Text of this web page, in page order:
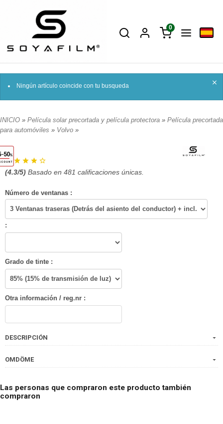
0
Ningún artículo coincide con tu busqueda
INICIO » Película solar precortada y película protectora » Película precortada
para automóviles » Volvo »
(4.3/5) Basado en 481 calificaciones únicas.
Número de ventanas :
:
Grado de tinte :
Otra información / reg.nr :
DESCRIPCIÓN
OMDÖME
Las personas que compraron este producto también
compraron